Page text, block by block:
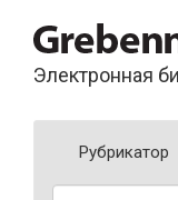
Электронная
Рубрикатор